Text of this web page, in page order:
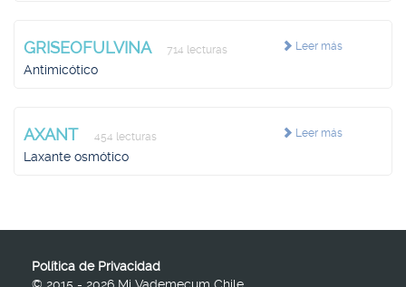
Leer más
GRISEOFULVINA 714 lecturas
Antimicótico
Leer más
AXANT 454 lecturas
Laxante osmótico
Política de Privacidad